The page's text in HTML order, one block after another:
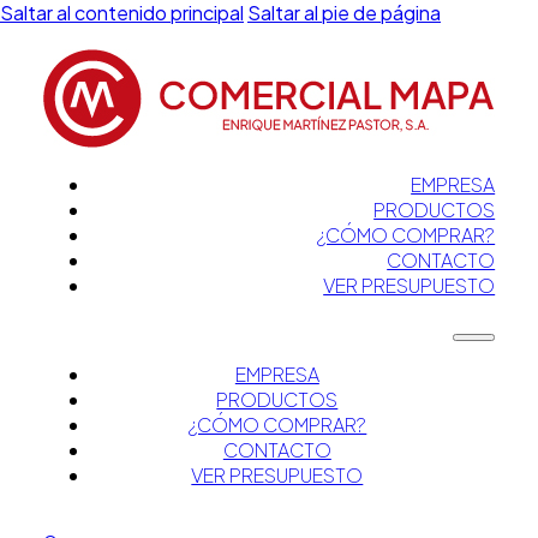
Saltar al contenido principal Saltar al pie de página
EMPRESA
PRODUCTOS
¿CÓMO COMPRAR?
CONTACTO
VER PRESUPUESTO
EMPRESA
PRODUCTOS
¿CÓMO COMPRAR?
CONTACTO
VER PRESUPUESTO